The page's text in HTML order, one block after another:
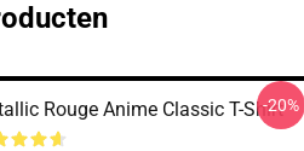
Rouge Anime Classic T-Shirt
-20%